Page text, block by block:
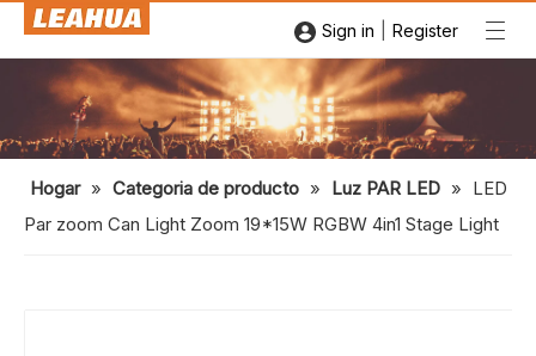
Sign in Register
Hogar » Categoria de producto » Luz PAR LED » LED
Par zoom Can Light Zoom 19*15W RGBW 4in1 Stage Light